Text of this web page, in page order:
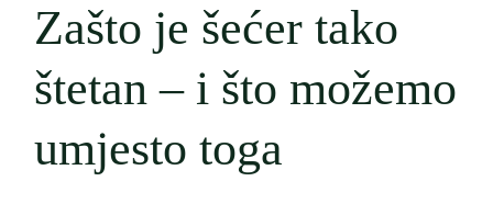
Zašto je šećer tako
štetan – i što možemo
umjesto toga